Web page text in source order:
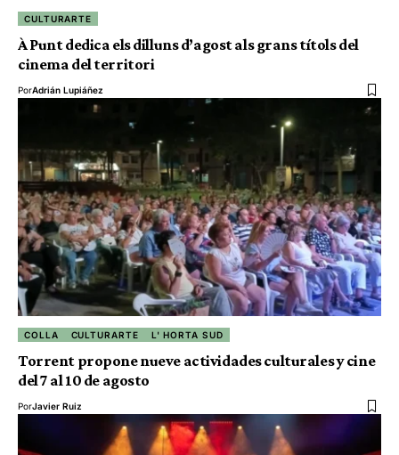
CULTURARTE
À Punt dedica els dilluns d’agost als grans títols del
cinema del territori
PorAdrián Lupiáñez
COLLA CULTURARTE L' HORTA SUD
Torrent propone nueve actividades culturales y cine
del 7 al 10 de agosto
PorJavier Ruiz